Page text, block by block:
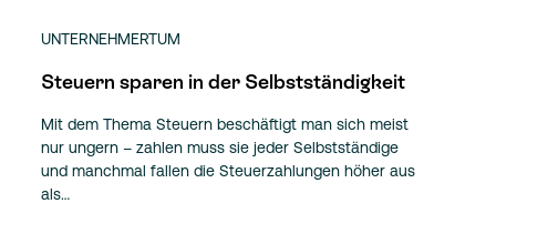
UNTERNEHMERTUM
Steuern sparen in der Selbstständigkeit
Mit dem Thema Steuern beschäftigt man sich meist
nur ungern – zahlen muss sie jeder Selbstständige
und manchmal fallen die Steuerzahlungen höher aus
als…